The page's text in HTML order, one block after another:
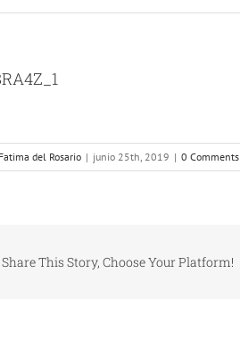
Fatima del Rosario | junio 25th, 2019 | 0 Comments
Share This Story, Choose Your Platform!